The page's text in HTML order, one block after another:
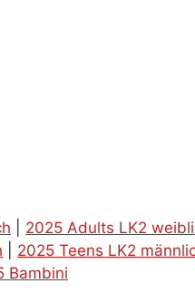
2025 Adults LK2
2025 Teens LK2
Bambini